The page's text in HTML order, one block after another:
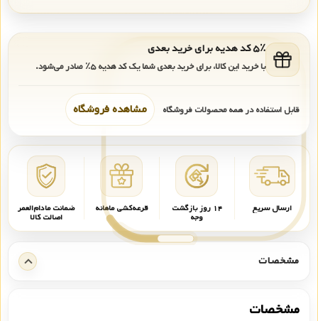
۵٪ کد هدیه برای خرید بعدی
با خرید این کالا، برای خرید بعدی شما یک کد هدیه۵٪ صادر می‌شود.
قابل استفاده در همه محصولات فروشگاه مشاهده فروشگاه
ارسال سریع ۱۴ روز بازگشت
وجه
قرعه‌کشی ماهانه ضمانت مادام‌العمر
اصالت کالا
مشخصات
مشخصات